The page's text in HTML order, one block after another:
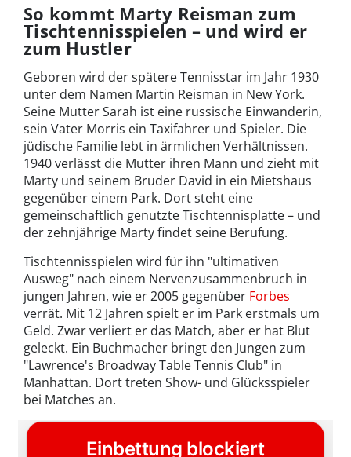
So kommt Marty Reisman zum
Tischtennisspielen – und wird er
zum Hustler
Geboren wird der spätere Tennisstar im Jahr 1930
unter dem Namen Martin Reisman in New York.
Seine Mutter Sarah ist eine russische Einwanderin,
sein Vater Morris ein Taxifahrer und Spieler. Die
jüdische Familie lebt in ärmlichen Verhältnissen.
1940 verlässt die Mutter ihren Mann und zieht mit
Marty und seinem Bruder David in ein Mietshaus
gegenüber einem Park. Dort steht eine
gemeinschaftlich genutzte Tischtennisplatte – und
der zehnjährige Marty findet seine Berufung.
Tischtennisspielen wird für ihn "ultimativen
Ausweg" nach einem Nervenzusammenbruch in
jungen Jahren, wie er 2005 gegenüber Forbes
verrät. Mit 12 Jahren spielt er im Park erstmals um
Geld. Zwar verliert er das Match, aber er hat Blut
geleckt. Ein Buchmacher bringt den Jungen zum
"Lawrence's Broadway Table Tennis Club" in
Manhattan. Dort treten Show- und Glücksspieler
bei Matches an.